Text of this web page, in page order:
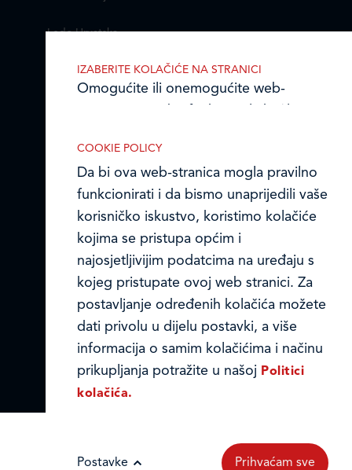
Ledo Hrvatska
Prodajni centri
Online formular
Privacy notice and Cookies
© LEDO plus d.o.o. 2026.
COOKIE POLICY
Da bi ova web-stranica mogla pravilno
funkcionirati i da bismo unaprijedili vaše
korisničko iskustvo, koristimo kolačiće
kojima se pristupa općim i
najosjetljivijim podatcima na uređaju s
kojeg pristupate ovoj web stranici. Za
postavljanje određenih kolačića možete
dati privolu u dijelu postavki, a više
informacija o samim kolačićima i načinu
prikupljanja potražite u našoj Politici
kolačića.
IZABERITE KOLAČIĆE NA STRANICI
Omogućite ili onemogućite web-
Nužni (tehnički) kolačići
Nužni kolačići omogućuju osnovne
funkcionalnosti. Bez ovih kolačića, web-
stranica ne može pravilno funkcionirati,
a isključiti ih možete mijenjanjem
postavki u svome web-pregledniku.
Postavke
Prihvaćam sve